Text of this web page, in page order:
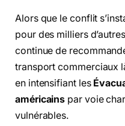
Alors que le conflit
pour des milliers
continue de
transport commerciaux
en intensifiant les
américains par voie
vulnérables.